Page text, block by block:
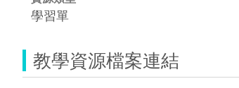
學習單
教學資源檔案連結